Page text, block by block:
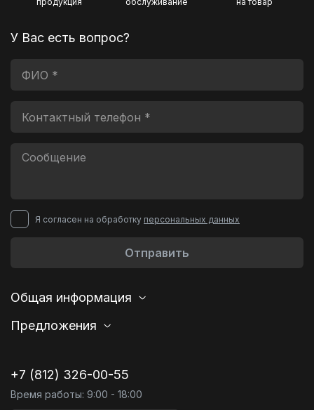
У Вас есть вопрос?
Я согласен на обработку персональных данных
Отправить
Общая информация
Предложения
+7 (812) 326-00-55
Время работы: 9:00 - 18:00